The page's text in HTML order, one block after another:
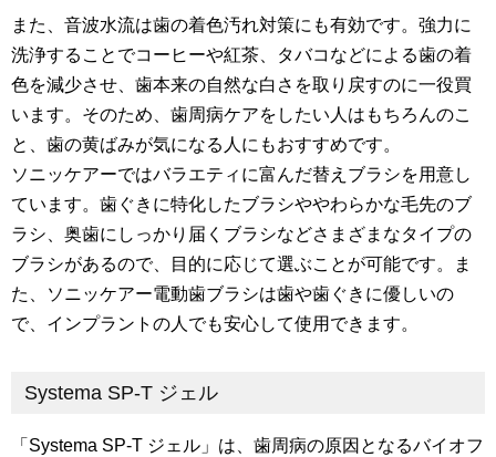
また、音波水流は歯の着色汚れ対策にも有効です。強力に
洗浄することでコーヒーや紅茶、タバコなどによる歯の着
色を減少させ、歯本来の自然な白さを取り戻すのに一役買
います。そのため、歯周病ケアをしたい人はもちろんのこ
と、歯の黄ばみが気になる人にもおすすめです。
ソニッケアーではバラエティに富んだ替えブラシを用意し
ています。歯ぐきに特化したブラシややわらかな毛先のブ
ラシ、奥歯にしっかり届くブラシなどさまざまなタイプの
ブラシがあるので、目的に応じて選ぶことが可能です。ま
た、ソニッケアー電動歯ブラシは歯や歯ぐきに優しいの
で、インプラントの人でも安心して使用できます。
Systema SP-T ジェル
「Systema SP-T ジェル」は、歯周病の原因となるバイオフ